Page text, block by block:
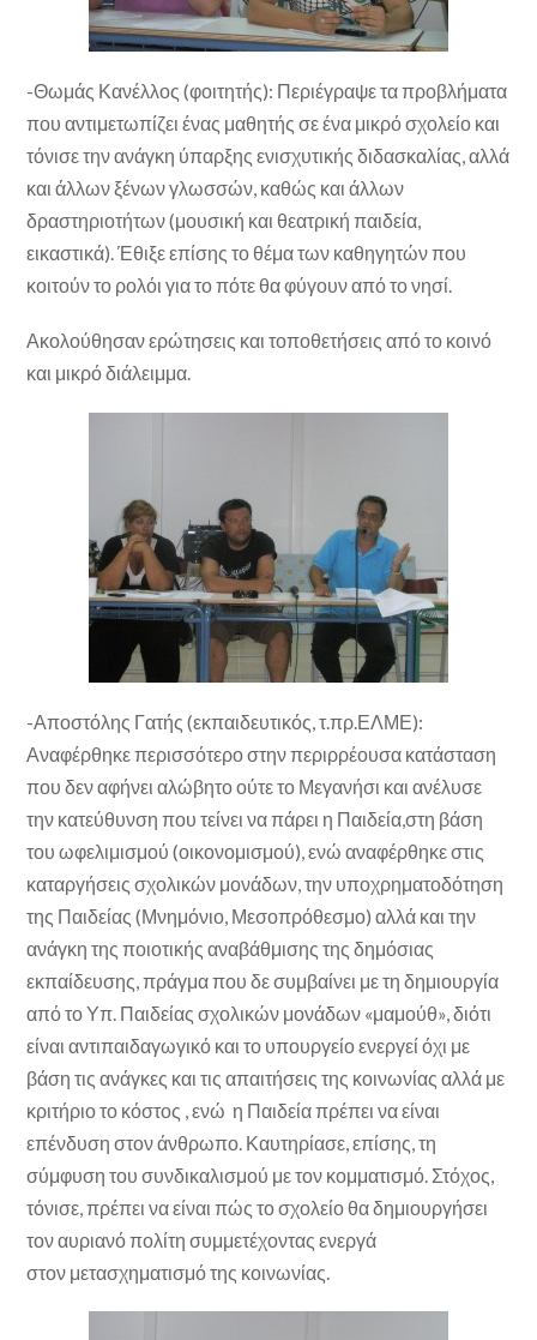
-Θωμάς Κανέλλος (φοιτητής): Περιέγραψε τα προβλήματα
που αντιμετωπίζει ένας μαθητής σε ένα μικρό σχολείο και
τόνισε την ανάγκη ύπαρξης ενισχυτικής διδασκαλίας, αλλά
και άλλων ξένων γλωσσών, καθώς και άλλων
δραστηριοτήτων (μουσική και θεατρική παιδεία,
εικαστικά). Έθιξε επίσης το θέμα των καθηγητών που
κοιτούν το ρολόι για το πότε θα φύγουν από το νησί.
Ακολούθησαν ερώτησεις και τοποθετήσεις από το κοινό
και μικρό διάλειμμα.
-Αποστόλης Γατής (εκπαιδευτικός, τ.πρ.ΕΛΜΕ):
Αναφέρθηκε περισσότερο στην περιρρέουσα κατάσταση
που δεν αφήνει αλώβητο ούτε το Μεγανήσι και ανέλυσε
την κατεύθυνση που τείνει να πάρει η Παιδεία,στη βάση
του ωφελιμισμού (οικονομισμού), ενώ αναφέρθηκε στις
καταργήσεις σχολικών μονάδων, την υποχρηματοδότηση
της Παιδείας (Μνημόνιο, Μεσοπρόθεσμο) αλλά και την
ανάγκη της ποιοτικής αναβάθμισης της δημόσιας
εκπαίδευσης, πράγμα που δε συμβαίνει με τη δημιουργία
από το Υπ. Παιδείας σχολικών μονάδων «μαμούθ», διότι
είναι αντιπαιδαγωγικό και το υπουργείο ενεργεί όχι με
βάση τις ανάγκες και τις απαιτήσεις της κοινωνίας αλλά με
κριτήριο το κόστος , ενώ η Παιδεία πρέπει να είναι
επένδυση στον άνθρωπο. Καυτηρίασε, επίσης, τη
σύμφυση του συνδικαλισμού με τον κομματισμό. Στόχος,
τόνισε, πρέπει να είναι πώς το σχολείο θα δημιουργήσει
τον αυριανό πολίτη συμμετέχοντας ενεργά
στον μετασχηματισμό της κοινωνίας.